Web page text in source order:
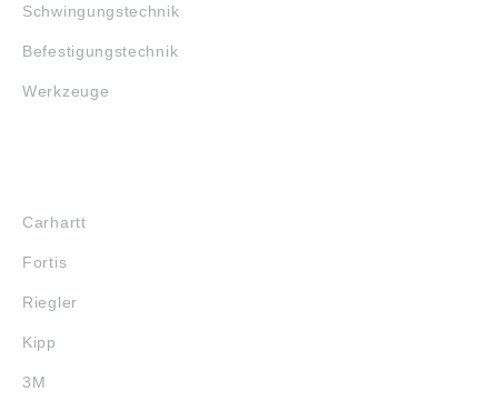
Schwingungstechnik
Befestigungstechnik
Werkzeuge
Carhartt
Fortis
Riegler
Kipp
3M